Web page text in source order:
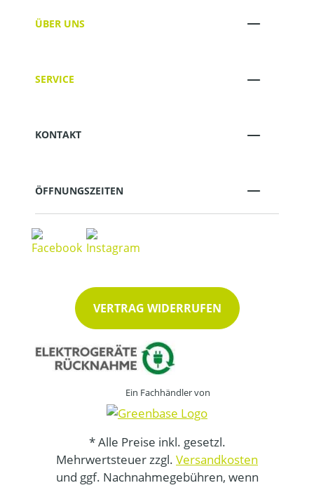
ÜBER UNS
SERVICE
KONTAKT
ÖFFNUNGSZEITEN
VERTRAG WIDERRUFEN
Ein Fachhändler von
* Alle Preise inkl. gesetzl.
Mehrwertsteuer zzgl. Versandkosten
und ggf. Nachnahmegebühren, wenn